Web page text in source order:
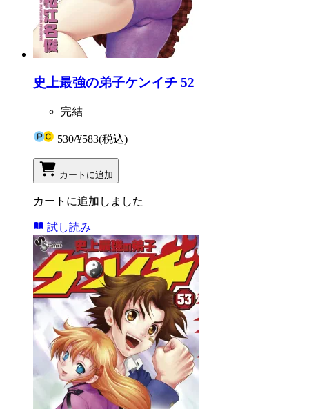
史上最強の弟子ケンイチ 52
完結
530/¥583(税込)
カートに追加
カートに追加しました
試し読み